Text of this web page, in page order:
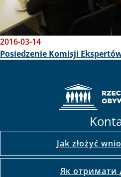
2016-03-14
Posiedzenie Komisji
Jak złożyć
Як отримати